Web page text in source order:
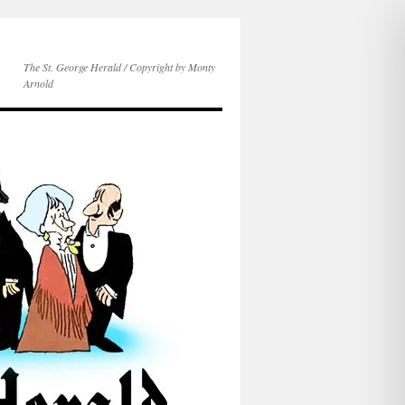
The St. George Herald / Copyright by Monty
Arnold